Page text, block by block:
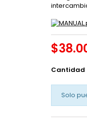
Cantidad
Solo